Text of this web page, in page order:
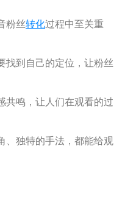
粉丝转化过程中至关重
找到自己的定位，让粉丝
共鸣，让人们在观看的过
、独特的手法，都能给观